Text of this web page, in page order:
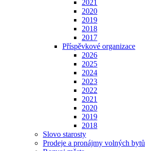
2021
2020
2019
2018
2017
Příspěvkové organizace
2026
2025
2024
2023
2022
2021
2020
2019
2018
Slovo starosty
Prodeje a pronájmy volných bytů